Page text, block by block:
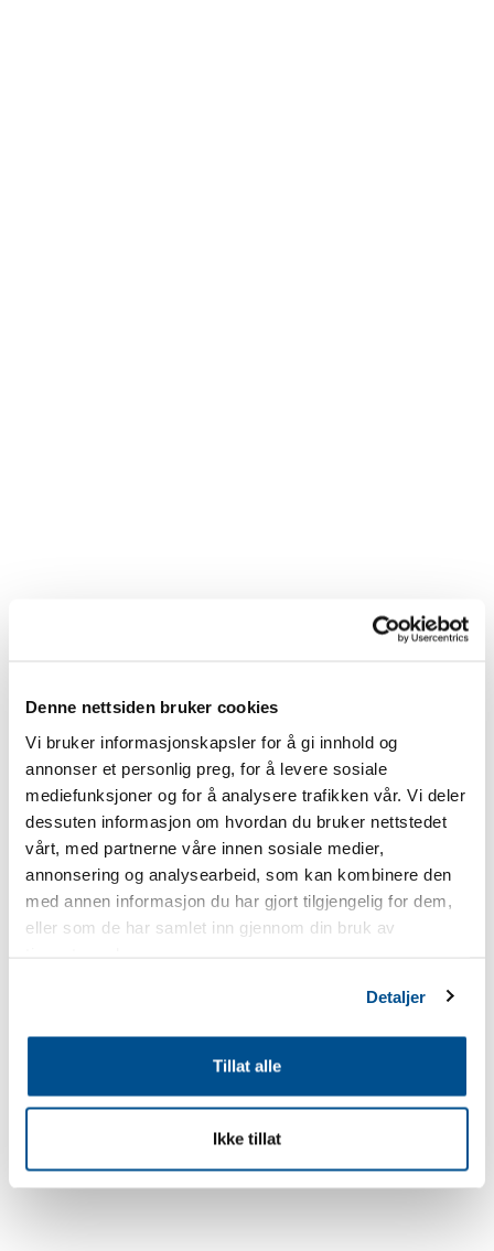
Denne nettsiden bruker cookies
Vi bruker informasjonskapsler for å gi innhold og
annonser et personlig preg, for å levere sosiale
mediefunksjoner og for å analysere trafikken vår. Vi deler
dessuten informasjon om hvordan du bruker nettstedet
vårt, med partnerne våre innen sosiale medier,
annonsering og analysearbeid, som kan kombinere den
med annen informasjon du har gjort tilgjengelig for dem,
eller som de har samlet inn gjennom din bruk av
Detaljer
Tillat alle
Ikke tillat